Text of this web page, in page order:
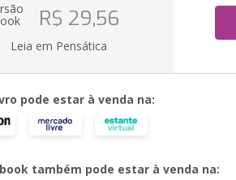
R$ 29,56
Leia em Pensática
pode estar à venda na:
também pode estar à venda na: